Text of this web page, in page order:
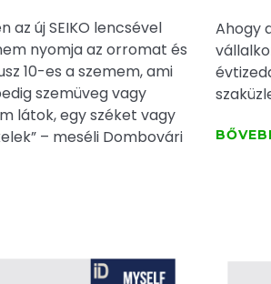
új SEIKO lencsével
nyomja az orromat és
10-es a szemem, ami
szemüveg vagy
látok, egy széket vagy
– meséli Dombovári
Ahogy